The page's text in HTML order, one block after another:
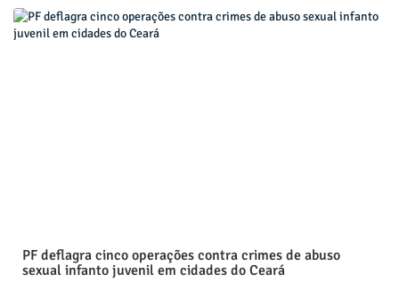
PF deflagra cinco operações contra crimes de abuso
sexual infanto juvenil em cidades do Ceará